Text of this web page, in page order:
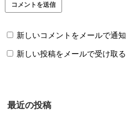
新しいコメントをメールで通知
新しい投稿をメールで受け取る
最近の投稿